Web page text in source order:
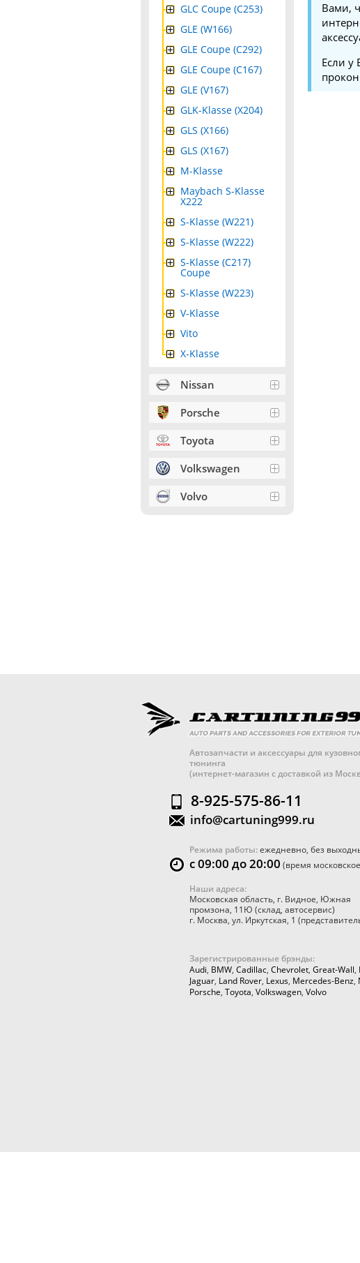
Вами,
Если у
GLC Coupe (C253)
GLE (W166)
GLE Coupe (C292)
GLE Coupe (C167)
GLE (V167)
GLK-Klasse (X204)
GLS (X166)
GLS (X167)
M-Klasse
Maybach S-Klasse
X222
S-Klasse (W221)
S-Klasse (W222)
S-Klasse (C217)
Coupe
S-Klasse (W223)
V-Klasse
Vito
X-Klasse
Nissan
Porsche
Toyota
Volkswagen
Volvo
Автозапчасти и аксессуары для
тюнинга
(интернет-магазин с доставкой из
8-925-575-86-11
info@cartuning999.ru
Режима работы:ежедневно, без
с 09:00 до 20:00 (время
Наши адреса:
Московская область, г. Видное, Южная
промзона, 11Ю (склад, автосервис)
г. Москва, ул. Иркутская, 1
Зарегистрированные брэнды:
Audi, BMW, Cadillac, Chevrolet, Great-Wall,
Jaguar, Land Rover, Lexus, Mercedes-Benz,
Porsche, Toyota, Volkswagen, Volvo